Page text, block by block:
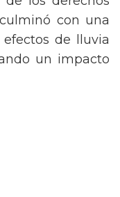
con una
de lluvia
un impacto